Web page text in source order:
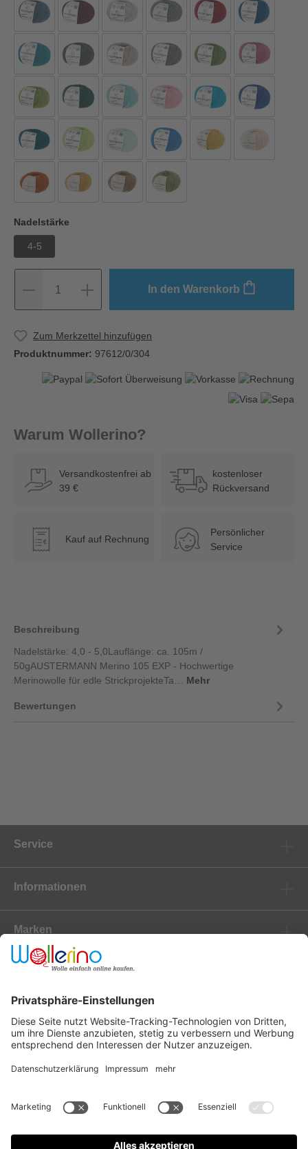
Nadelstärke
4-5
1 In den Warenkorb
Zum Merkzettel hinzufügen
Produktnummer: 97612/0/304
Warum Wollerino?
Versandkostenfrei ab
39 €
kostenloser
Rückversand
€ Kauf auf Rechnung
Persönlicher
Service
Beschreibung
Nadelstärke: 4,0 - 5,0Lauflänge: ca. 105m /
50gAUSTERMANN Merino 105 EXP - Hochwertige
Merinowolle für edle StrickprojekteTa… Mehr
Bewertungen
Service
Informationen
Marken
Newsletter
Versanddienstleister
Zahlungsanbieter